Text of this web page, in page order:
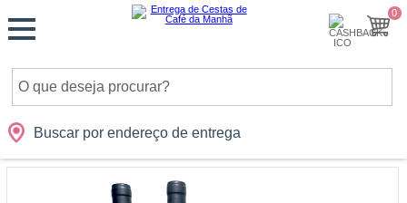
0
Buscar por endereço de entrega
Cidades Presentes Datas Shopping
Monte
sua
Cesta